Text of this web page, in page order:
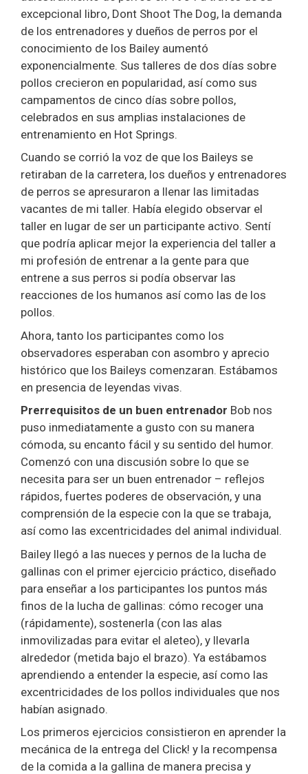
excepcional libro, Dont Shoot The Dog, la demanda
de los entrenadores y dueños de perros por el
conocimiento de los Bailey aumentó
exponencialmente. Sus talleres de dos días sobre
pollos crecieron en popularidad, así como sus
campamentos de cinco días sobre pollos,
celebrados en sus amplias instalaciones de
entrenamiento en Hot Springs.
Cuando se corrió la voz de que los Baileys se
retiraban de la carretera, los dueños y entrenadores
de perros se apresuraron a llenar las limitadas
vacantes de mi taller. Había elegido observar el
taller en lugar de ser un participante activo. Sentí
que podría aplicar mejor la experiencia del taller a
mi profesión de entrenar a la gente para que
entrene a sus perros si podía observar las
reacciones de los humanos así como las de los
pollos.
Ahora, tanto los participantes como los
observadores esperaban con asombro y aprecio
histórico que los Baileys comenzaran. Estábamos
en presencia de leyendas vivas.
Prerrequisitos de un buen entrenador Bob nos
puso inmediatamente a gusto con su manera
cómoda, su encanto fácil y su sentido del humor.
Comenzó con una discusión sobre lo que se
necesita para ser un buen entrenador – reflejos
rápidos, fuertes poderes de observación, y una
comprensión de la especie con la que se trabaja,
así como las excentricidades del animal individual.
Bailey llegó a las nueces y pernos de la lucha de
gallinas con el primer ejercicio práctico, diseñado
para enseñar a los participantes los puntos más
finos de la lucha de gallinas: cómo recoger una
(rápidamente), sostenerla (con las alas
inmovilizadas para evitar el aleteo), y llevarla
alrededor (metida bajo el brazo). Ya estábamos
aprendiendo a entender la especie, así como las
excentricidades de los pollos individuales que nos
habían asignado.
Los primeros ejercicios consistieron en aprender la
mecánica de la entrega del Click! y la recompensa
de la comida a la gallina de manera precisa y